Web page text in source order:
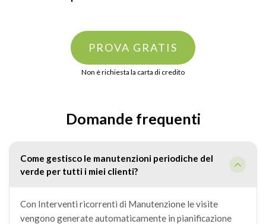
PROVA GRATIS
Non è richiesta la carta di credito
Domande frequenti
Come gestisco le manutenzioni periodiche del
verde per tutti i miei clienti?
Con Interventi ricorrenti di Manutenzione le visite
vengono generate automaticamente in pianificazione